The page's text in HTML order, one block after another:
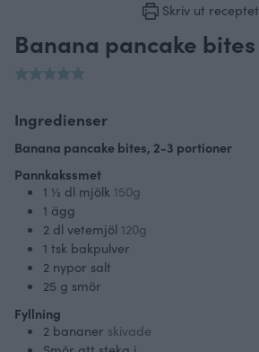
Skriv ut receptet
Banana pancake bites
Ingredienser
Banana pancake bites, 2-3 portioner
Pannkakssmet
1 ½ dl mjölk 150g
1 ägg
2 dl vetemjöl 120g
1 tsk bakpulver
2 nypor salt
25 g smör
Fyllning
2 bananer skivade